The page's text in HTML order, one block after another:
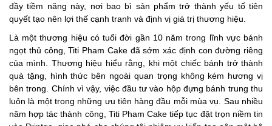
đầy tiềm năng này, nơi bao bì sản phẩm trở thành yếu tố tiên
quyết tạo nên lợi thế cạnh tranh và định vị giá trị thương hiệu.
Là một thương hiệu có tuổi đời gần 10 năm trong lĩnh vực bánh
ngọt thủ công, Titi Pham Cake đã sớm xác định con đường riêng
của mình. Thương hiệu hiểu rằng, khi một chiếc bánh trở thành
quà tặng, hình thức bên ngoài quan trọng không kém hương vị
bên trong. Chính vì vậy, việc đầu tư vào hộp đựng bánh trung thu
luôn là một trong những ưu tiên hàng đầu mỗi mùa vụ. Sau nhiều
năm hợp tác thành công, Titi Pham Cake tiếp tục đặt trọn niềm tin